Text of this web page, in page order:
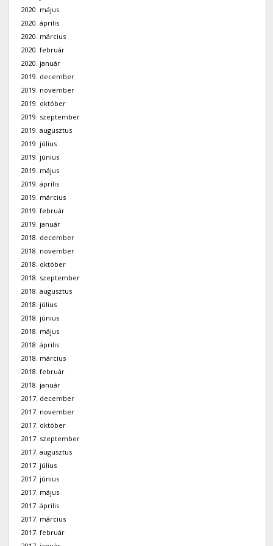
2020. május
2020. április
2020. március
2020. február
2020. január
2019. december
2019. november
2019. október
2019. szeptember
2019. augusztus
2019. július
2019. június
2019. május
2019. április
2019. március
2019. február
2019. január
2018. december
2018. november
2018. október
2018. szeptember
2018. augusztus
2018. július
2018. június
2018. május
2018. április
2018. március
2018. február
2018. január
2017. december
2017. november
2017. október
2017. szeptember
2017. augusztus
2017. július
2017. június
2017. május
2017. április
2017. március
2017. február